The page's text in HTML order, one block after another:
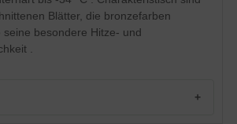
Nüsschen, essbar
Blüten in aufrechten
leicht duftend
bis Mai
Blätter, die bronzefarben
seine besondere Hitze- und
.